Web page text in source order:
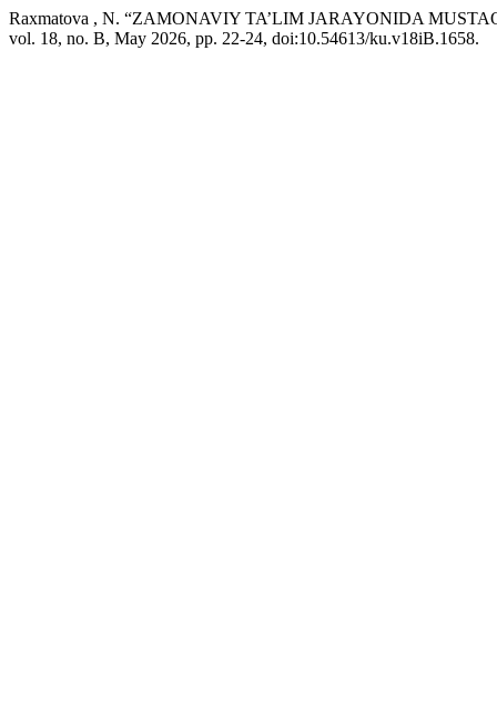
Raxmatova , N. “ZAMONAVIY TA’LIM JARAYONIDA
vol. 18, no. B, May 2026, pp. 22-24, doi:10.54613/ku.v18iB.1658.